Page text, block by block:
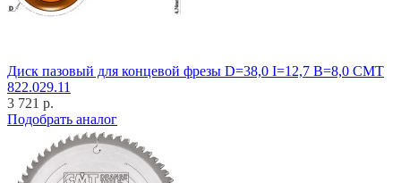
Диск пазовый для концевой фрезы D=38,0 I=12,7 B=8,0 CMT
822.029.11
3 721 р.
Подобрать аналог